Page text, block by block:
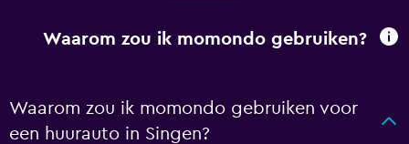
Waarom zou ik momondo gebruiken?
Waarom zou ik momondo gebruiken voor
een huurauto in Singen?